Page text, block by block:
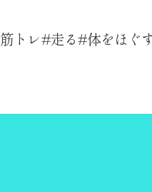
筋トレ 走る 体をほぐ